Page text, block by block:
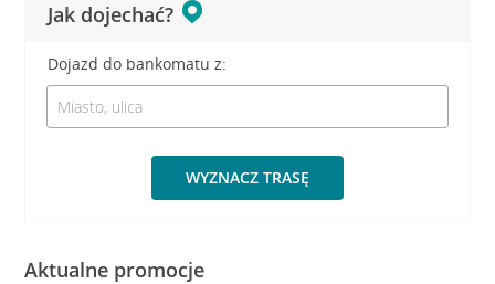
Jak dojechać?
Dojazd do bankomatu z:
WYZNACZ TRASĘ
Aktualne promocje